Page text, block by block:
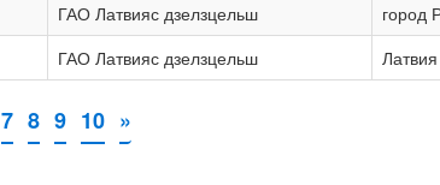
ГАО Латвияс дзелзцельш
город
ГАО Латвияс дзелзцельш Латвия
7 8 9 10 »